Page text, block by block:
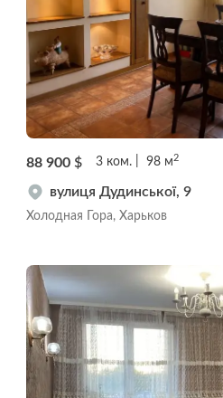
88 900 $ 3 ком. 98 м 2
вулиця Дудинської, 9
Холодная Гора, Харьков